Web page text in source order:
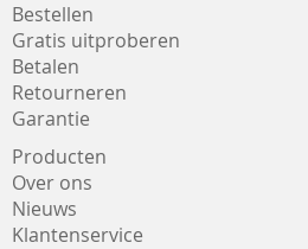
Bestellen
Gratis uitproberen
Betalen
Retourneren
Garantie
Producten
Over ons
Nieuws
Klantenservice